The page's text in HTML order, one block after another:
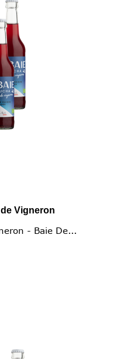
Vigneron
- Baie De...